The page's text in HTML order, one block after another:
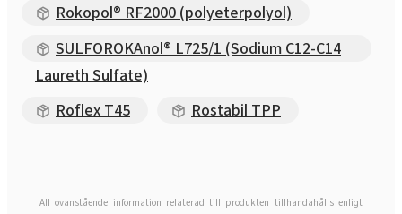
Rokopol® RF2000 (polyeterpolyol)
SULFOROKAnol® L725/1 (Sodium C12-C14
Laureth Sulfate)
Roflex T45
Rostabil TPP
All ovanstående information relaterad till produkten tillhandahålls enligt